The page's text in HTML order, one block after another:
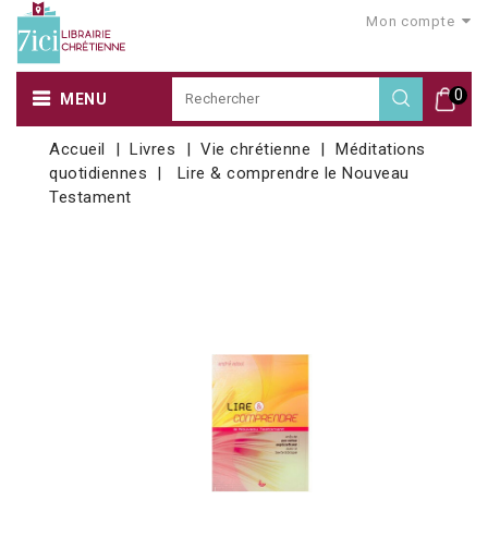
Mon compte
0
MENU
Accueil Livres Vie chrétienne
Méditations
quotidiennes
Lire & comprendre le Nouveau
Testament